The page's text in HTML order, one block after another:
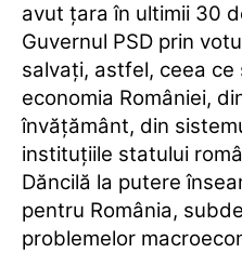
avut ţara în ultimii 30
Guvernul PSD prin
salvaţi, astfel, ceea
economia României,
învăţământ, din
instituţiile statului
Dăncilă la putere
pentru România,
problemelor